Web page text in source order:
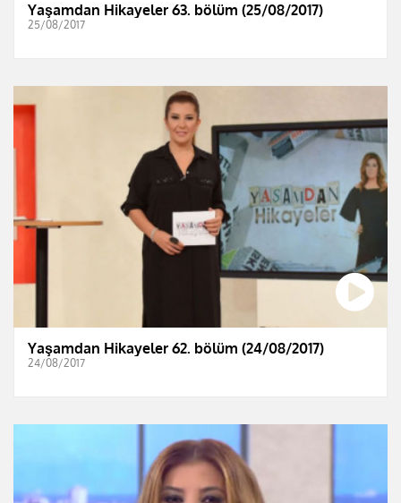
Yaşamdan Hikayeler 63. bölüm (25/08/2017)
25/08/2017
Yaşamdan Hikayeler 62. bölüm (24/08/2017)
24/08/2017